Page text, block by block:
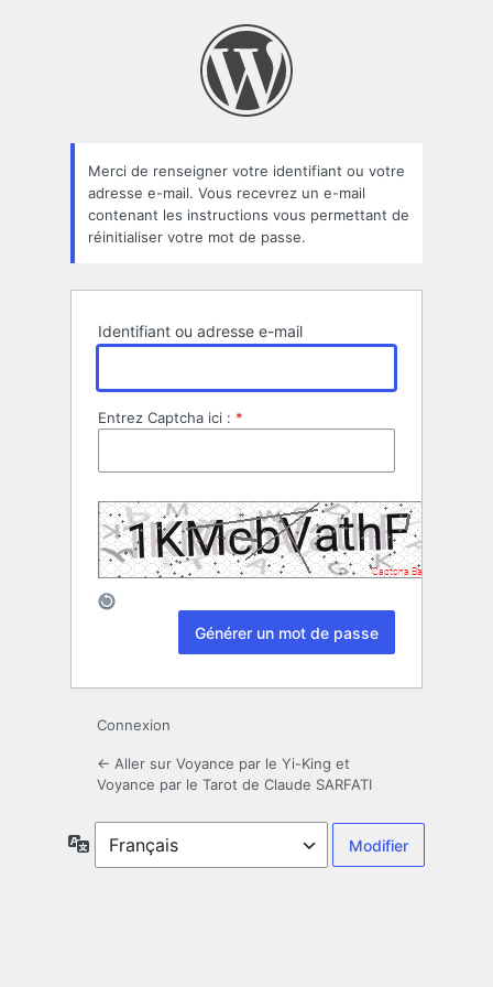
oublié
Merci de renseigner votre identifiant ou votre
adresse e-mail. Vous recevrez un e-mail
contenant les instructions vous permettant de
réinitialiser votre mot de passe.
Identifiant ou adresse e-mail
Entrez Captcha ici : *
Connexion
← Aller sur Voyance par le Yi-King et
Voyance par le Tarot de Claude SARFATI
Langue